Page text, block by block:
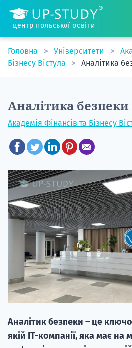
центр польської освіти
Головна Університети
Бізнесу Вістула
Аналітика
Аналітика безпеки
Академія Фінансів та Бізнесу
Аналітик безпеки – це
якій IT-компанії, яка має на